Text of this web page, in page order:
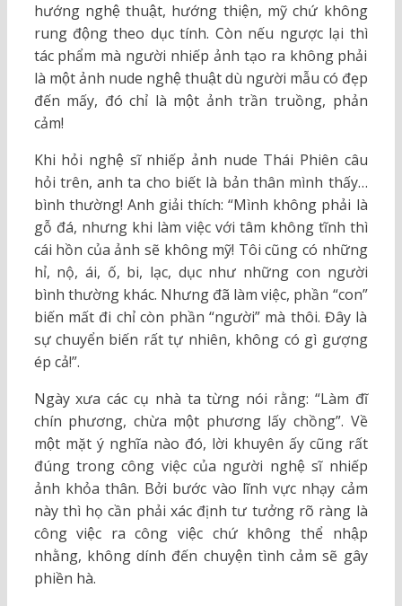
hướng nghệ thuật, hướng thiện, mỹ chứ không
rung động theo dục tính. Còn nếu ngược lại thì
tác phẩm mà người nhiếp ảnh tạo ra không phải
là một ảnh nude nghệ thuật dù người mẫu có đẹp
đến mấy, đó chỉ là một ảnh trần truồng, phản
cảm!
Khi hỏi nghệ sĩ nhiếp ảnh nude Thái Phiên câu
hỏi trên, anh ta cho biết là bản thân mình thấy…
bình thường! Anh giải thích: “Mình không phải là
gỗ đá, nhưng khi làm việc với tâm không tĩnh thì
cái hồn của ảnh sẽ không mỹ! Tôi cũng có những
hỉ, nộ, ái, ố, bi, lạc, dục như những con người
bình thường khác. Nhưng đã làm việc, phần “con”
biến mất đi chỉ còn phần “người” mà thôi. Đây là
sự chuyển biến rất tự nhiên, không có gì gượng
ép cả!”.
Ngày xưa các cụ nhà ta từng nói rằng: “Làm đĩ
chín phương, chừa một phương lấy chồng”. Về
một mặt ý nghĩa nào đó, lời khuyên ấy cũng rất
đúng trong công việc của người nghệ sĩ nhiếp
ảnh khỏa thân. Bởi bước vào lĩnh vực nhạy cảm
này thì họ cần phải xác định tư tưởng rõ ràng là
công việc ra công việc chứ không thể nhập
nhằng, không dính đến chuyện tình cảm sẽ gây
phiền hà.